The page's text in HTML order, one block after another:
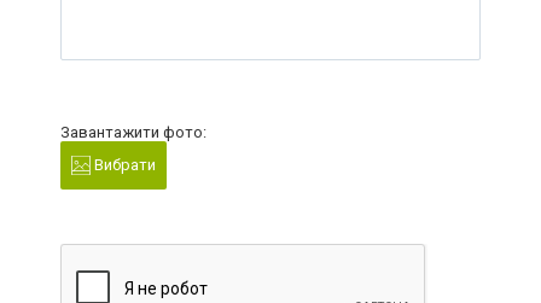
Завантажити фото:
Вибрати